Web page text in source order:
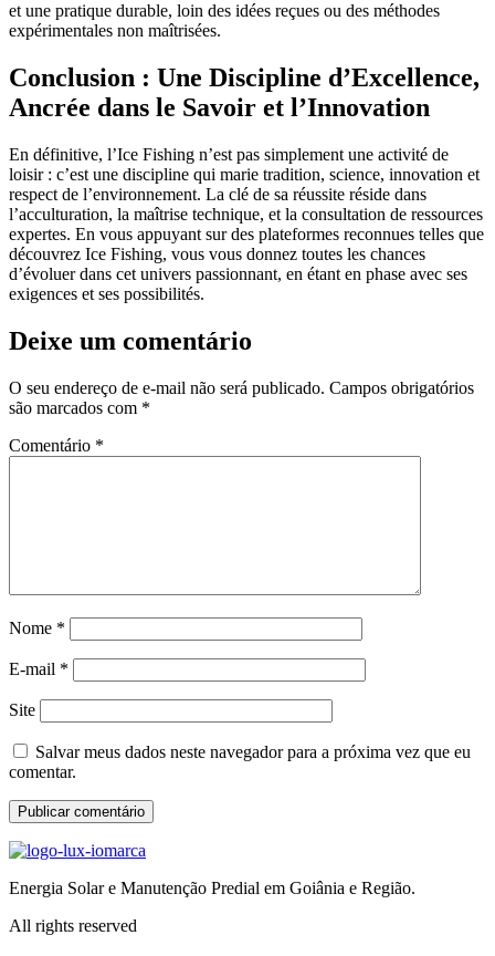
et une pratique durable, loin des idées reçues ou des méthodes
expérimentales non maîtrisées.
Conclusion : Une Discipline d’Excellence,
Ancrée dans le Savoir et l’Innovation
En définitive, l’Ice Fishing n’est pas simplement une activité de
loisir : c’est une discipline qui marie tradition, science, innovation et
respect de l’environnement. La clé de sa réussite réside dans
l’acculturation, la maîtrise technique, et la consultation de ressources
expertes. En vous appuyant sur des plateformes reconnues telles que
découvrez Ice Fishing, vous vous donnez toutes les chances
d’évoluer dans cet univers passionnant, en étant en phase avec ses
exigences et ses possibilités.
Deixe um comentário
O seu endereço de e-mail não será publicado. Campos obrigatórios
são marcados com *
Comentário *
Nome *
E-mail *
Site
Salvar meus dados neste navegador para a próxima vez que eu
comentar.
Energia Solar e Manutenção Predial em Goiânia e Região.
All rights reserved